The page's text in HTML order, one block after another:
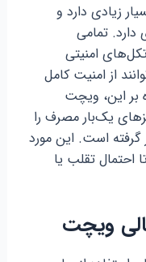
زیادی دارد و
تمامی
امنیتی
از امنیت کامل
بر این، ویچت
یک‌بار مصرف را
گرفته است. این مورد
احتمال تقلب یا
ویچت